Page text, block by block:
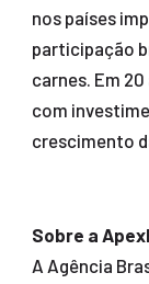
nos países
participação
carnes. Em
com
crescimento
Sobre a
A Agência